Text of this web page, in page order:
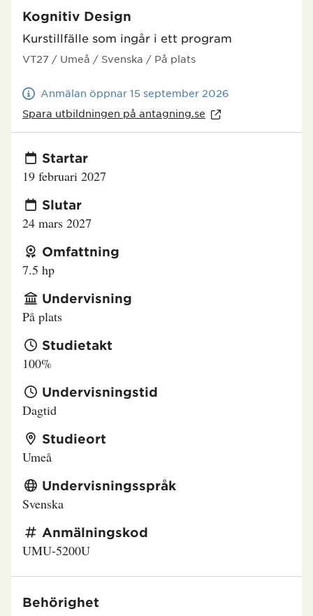
Kognitiv Design
Kurstillfälle som ingår i ett program
VT27 / Umeå / Svenska / På plats
Anmälan öppnar 15 september 2026
Spara utbildningen på antagning.se
Startar
19 februari 2027
Slutar
24 mars 2027
Omfattning
7.5 hp
Undervisning
På plats
Studietakt
100%
Undervisningstid
Dagtid
Studieort
Umeå
Undervisningsspråk
Svenska
Anmälningskod
UMU-5200U
Behörighet